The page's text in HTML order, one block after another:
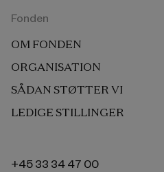
Fonden
OM FONDEN
ORGANISATION
SÅDAN STØTTER VI
LEDIGE STILLINGER
+45 33 34 47 00